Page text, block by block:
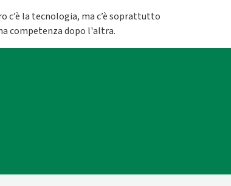
c’è la tecnologia, ma c’è soprattutto
competenza dopo l'altra.